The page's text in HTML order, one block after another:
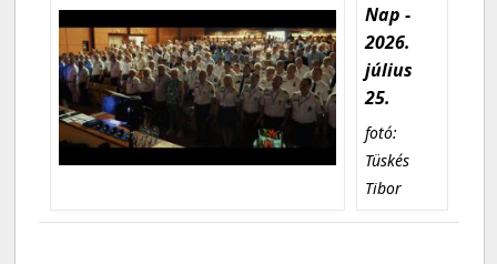
Nap -
2026.
július
25.
fotó:
Tüskés
Tibor